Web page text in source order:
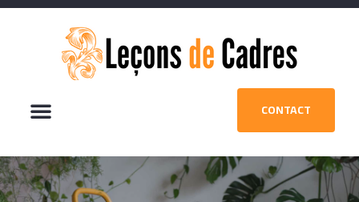
CONTACT